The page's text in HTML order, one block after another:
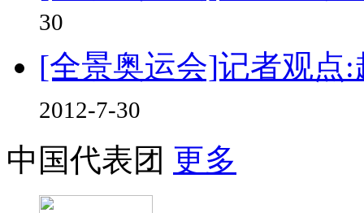
30
[全景奥运会]记者观点
2012-7-30
中国代表团 更多